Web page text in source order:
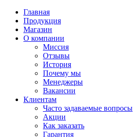
Главная
Продукция
Магазин
О компании
Миссия
Отзывы
История
Почему мы
Менеджеры
Вакансии
Клиентам
Часто задаваемые вопросы
Акции
Как заказать
Гарантия